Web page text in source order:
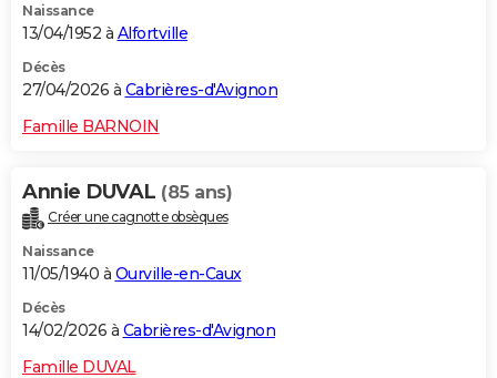
GUIDES D'ACHAT
BONS PLANS
CARTE DE VOEUX
Dictionnaire
Biographies
Citations
Expressions
Proverbes
PROGRAMME TV
COPAINS D'AVANT
S'inscrire
Se connecter
Lycées
Collèges
Primaires
Universités
Entreprises
Service militaire
Avis de recherche
AVIS DE DÉCÈS
Naissance
13/04/1952 à Alfortville
Décès
27/04/2026 à Cabrières-d'Avignon
Famille BARNOIN
Annie DUVAL (85 ans)
Créer une cagnotte obsèques
Naissance
11/05/1940 à Ourville-en-Caux
Décès
14/02/2026 à Cabrières-d'Avignon
Famille DUVAL